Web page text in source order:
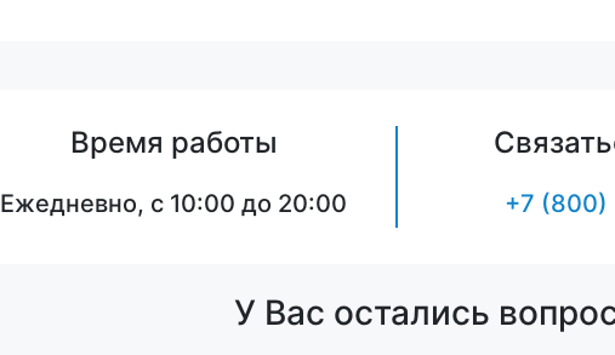
Время работы
Ежедневно, с 10:00 до 20:00 +7 (800)
У Вас остались